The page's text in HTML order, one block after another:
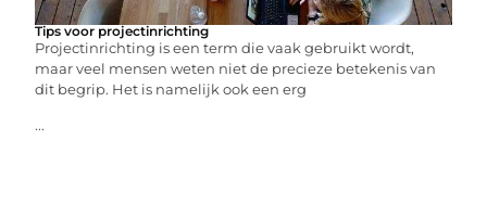
Tips voor projectinrichting
Projectinrichting is een term die vaak gebruikt wordt,
maar veel mensen weten niet de precieze betekenis van
dit begrip. Het is namelijk ook een erg
...